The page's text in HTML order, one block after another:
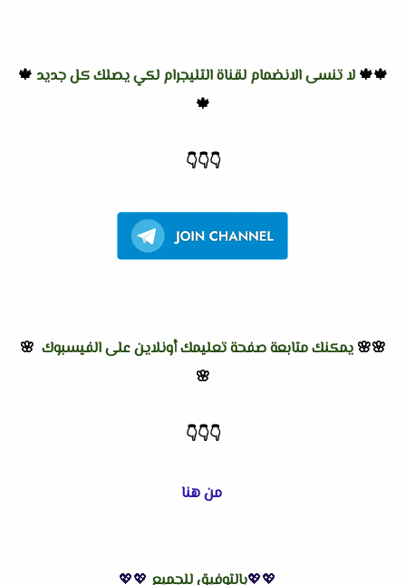
🍁🍁 لا تنسى الانضمام لقناة التليجرام لكي يصلك كل جديد 🍁
🍁
👇
👇
👇
🌸🌸 يمكنك متابعة صفحة تعليمك أونلاين على الفيسبوك 🌸
🌸
👇
👇
👇
من هنا